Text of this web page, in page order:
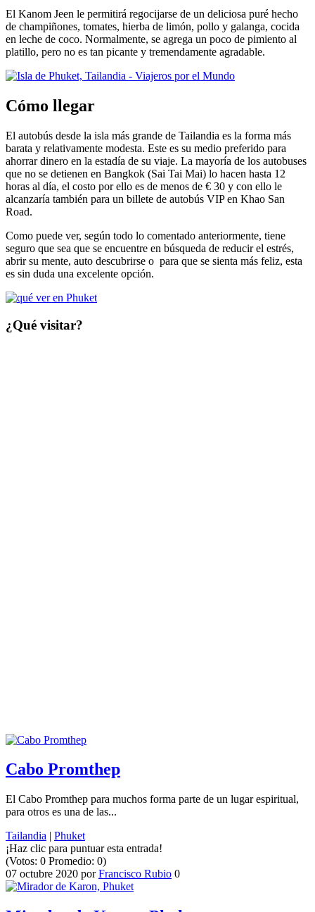
El Kanom Jeen le permitirá regocijarse de un deliciosa puré hecho
de champiñones, tomates, hierba de limón, pollo y galanga, cocida
en leche de coco. Normalmente, se agrega un poco de pimiento al
platillo, pero no es tan picante y tremendamente agradable.
Cómo llegar
El autobús desde la isla más grande de Tailandia es la forma más
barata y relativamente modesta. Este es su medio preferido para
ahorrar dinero en la estadía de su viaje. La mayoría de los autobuses
que no se detienen en Bangkok (Sai ​​Tai Mai) lo hacen hasta 12
horas al día, el costo por ello es de menos de € 30 y con ello le
alcanzaría también para un billete de autobús VIP en Khao San
Road.
Como puede ver, según todo lo comentado anteriormente, tiene
seguro que sea que se encuentre en búsqueda de reducir el estrés,
abrir su mente, auto descubrirse o para que se sienta más feliz, esta
es sin duda una excelente opción.
¿Qué visitar?
Cabo Promthep
El Cabo Promthep para muchos forma parte de un lugar espiritual,
para otros es una de las...
Tailandia | Phuket
¡Haz clic para puntuar esta entrada!
(Votos: 0 Promedio: 0)
07 octubre 2020 porFrancisco Rubio 0